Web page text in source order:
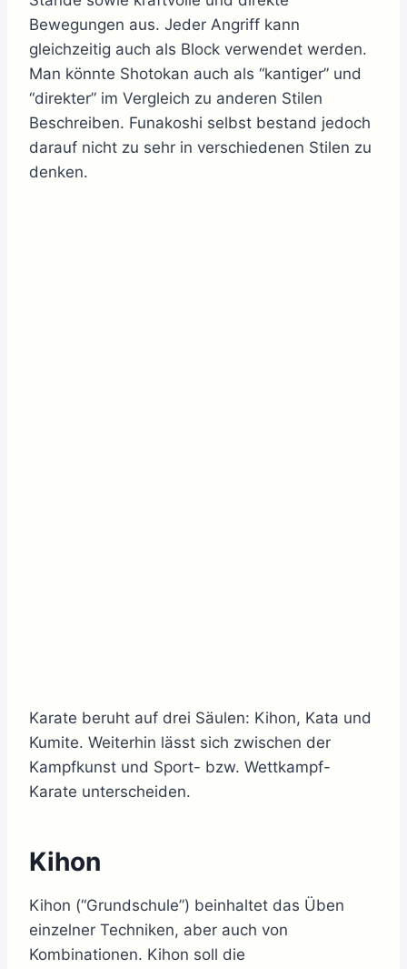
Bewegungen aus. Jeder Angriff kann
gleichzeitig auch als Block verwendet werden.
Man könnte Shotokan auch als “kantiger” und
“direkter” im Vergleich zu anderen Stilen
Beschreiben. Funakoshi selbst bestand jedoch
darauf nicht zu sehr in verschiedenen Stilen zu
denken.
Karate beruht auf drei Säulen: Kihon, Kata und
Kumite. Weiterhin lässt sich zwischen der
Kampfkunst und Sport- bzw. Wettkampf-
Karate unterscheiden.
Kihon
Kihon (“Grundschule”) beinhaltet das Üben
einzelner Techniken, aber auch von
Kombinationen. Kihon soll die